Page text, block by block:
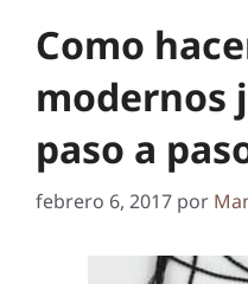
Como
modernos
paso a
febrero 6, 2017 por